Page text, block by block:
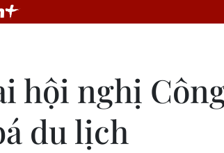
hội nghị
du lịch